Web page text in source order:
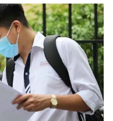
lòng Việt
mình bằng AI